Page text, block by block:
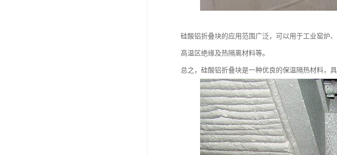
硅酸铝折叠块的应用范围广泛，可以用于工业窑炉
高温区绝缘及热隔离材料等。
总之，硅酸铝折叠块是一种优良的保温隔热材料，